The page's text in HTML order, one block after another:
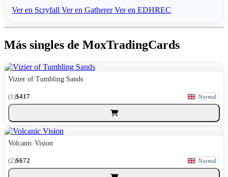
Ver en ScryfallVer en GathererVer en EDHREC
Más singles de MoxTradingCards
Vizier of Tumbling Sands
(1)$417 Normal
Volcanic Vision
(2)$672 Normal